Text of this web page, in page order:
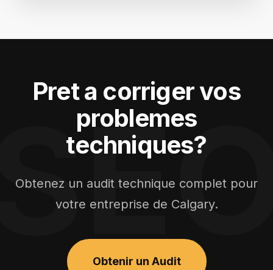
Pret a corriger vos
problemes
techniques?
Obtenez un audit technique complet pour
votre entreprise de Calgary.
Obtenir un Audit